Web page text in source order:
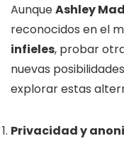
AunqueAshley
reconocidos en el
infieles, probar
nuevas
explorar estas
Privacidad y